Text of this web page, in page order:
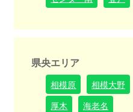
県央エリア
相模原 相模大野
厚木
海老名